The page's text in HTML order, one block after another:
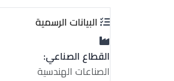
البيانات الرسمية
القطاع الصناعي:
الصناعات الهندسية